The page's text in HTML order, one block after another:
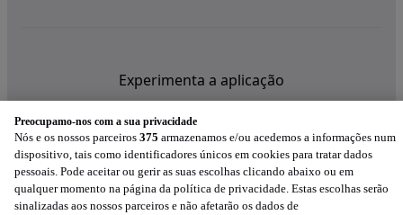
Experimenta a aplicação
Preocupamo-nos com a sua privacidade
Nós e os nossos parceiros 375 armazenamos e/ou acedemos a informações num
dispositivo, tais como identificadores únicos em cookies para tratar dados
pessoais. Pode aceitar ou gerir as suas escolhas clicando abaixo ou em
qualquer momento na página da política de privacidade. Estas escolhas serão
sinalizadas aos nossos parceiros e não afetarão os dados de